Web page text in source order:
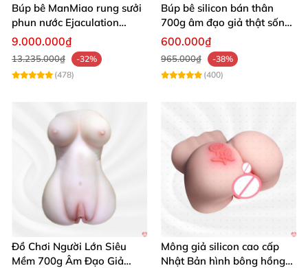
Búp bê ManMiao rung sưởi
phun nước Ejaculation
Queen chuẩn
9.000.000₫
13.235.000₫
-32%
(478)
Búp bê silicon bán thân
700g âm đạo giả thật sống
động, giá tốt
600.000₫
965.000₫
-38%
(400)
Đồ Chơi Người Lớn Siêu
Mềm 700g Âm Đạo Giả
Mông giả silicon cao cấp
Nhật Bản hình bông hồng